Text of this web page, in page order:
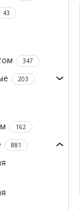
43
347
203
162
881